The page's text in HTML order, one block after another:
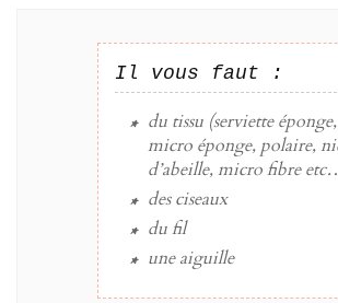
Il vous faut :
du tissu (serviette éponge,
micro éponge, polaire,
d’abeille, micro fibre
desciseaux
dufil
uneaiguille